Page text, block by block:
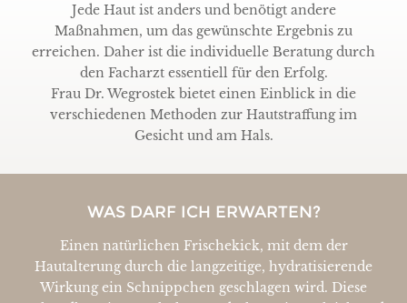
Jede Haut ist anders und benötigt andere
Maßnahmen, um das gewünschte Ergebnis zu
erreichen. Daher ist die individuelle Beratung durch
den Facharzt essentiell für den Erfolg.
Frau Dr. Wegrostek bietet einen Einblick in die
verschiedenen Methoden zur Hautstraffung im
Gesicht und am Hals.
WAS DARF ICH ERWARTEN?
Einen natürlichen Frischekick, mit dem der
Hautalterung durch die langzeitige, hydratisierende
Wirkung ein Schnippchen geschlagen wird. Diese